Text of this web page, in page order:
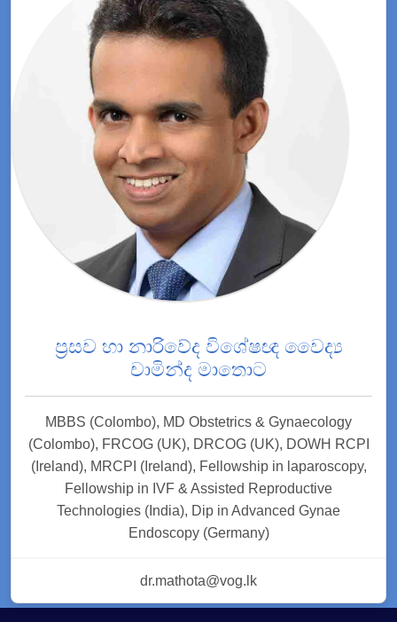
ප්‍රසව හා නාරිවේද විශේෂඥ වෛද්‍ය
චාමින්ද මාතොට
MBBS (Colombo), MD Obstetrics & Gynaecology
(Colombo), FRCOG (UK), DRCOG (UK), DOWH RCPI
(Ireland), MRCPI (Ireland), Fellowship in laparoscopy,
Fellowship in IVF & Assisted Reproductive
Technologies (India), Dip in Advanced Gynae
Endoscopy (Germany)
dr.mathota@vog.lk